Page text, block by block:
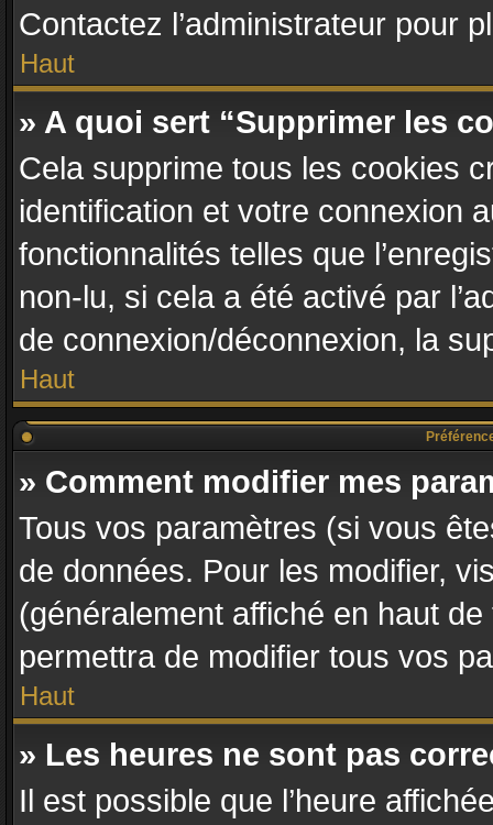
Contactez l’administrateur pour
Haut
» A quoi sert “Supprimer les
Cela supprime tous les cookies
identification et votre connexion
fonctionnalités telles que
non-lu, si cela a été activé par
de connexion/déconnexion, la
Haut
» Comment modifier mes
Tous vos paramètres (si vous
de données. Pour les modifier,
(généralement affiché en haut
permettra de modifier tous vos
Haut
» Les heures ne sont pas
Il est possible que l’heure